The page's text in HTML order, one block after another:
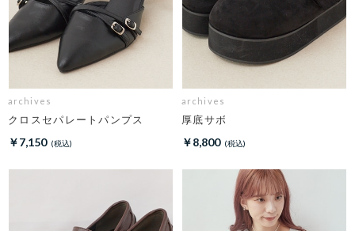
archives
クロスセパレートパンプス
￥7,150
archives
厚底サボ
￥8,800